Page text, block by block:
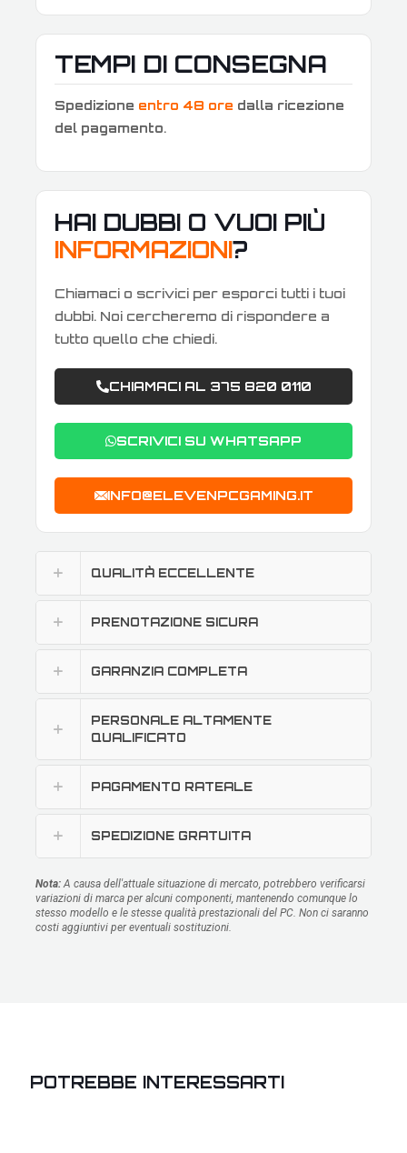
TEMPI DI CONSEGNA
Spedizione entro 48 ore dalla ricezione
del pagamento.
HAI DUBBI O VUOI PIÙ
INFORMAZIONI?
Chiamaci o scrivici per esporci tutti i tuoi
dubbi. Noi cercheremo di rispondere a
tutto quello che chiedi.
CHIAMACI AL 375 820 0110
SCRIVICI SU WHATSAPP
INFO@ELEVENPCGAMING.IT
QUALITÀ ECCELLENTE
PRENOTAZIONE SICURA
GARANZIA COMPLETA
PERSONALE ALTAMENTE
QUALIFICATO
PAGAMENTO RATEALE
SPEDIZIONE GRATUITA
Nota:A causa dell'attuale situazione di mercato, potrebbero verificarsi
variazioni di marca per alcuni componenti, mantenendo comunque lo
stesso modello e le stesse qualità prestazionali del PC. Non ci saranno
costi aggiuntivi per eventuali sostituzioni.
POTREBBE INTERESSARTI